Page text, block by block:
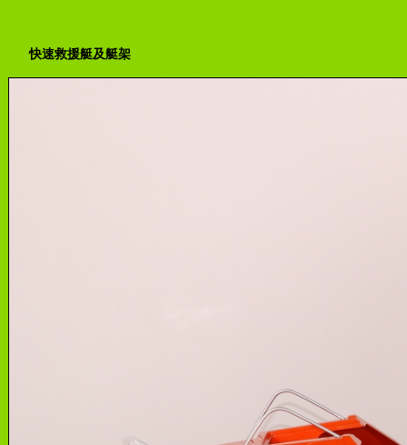
快速救援艇及艇架